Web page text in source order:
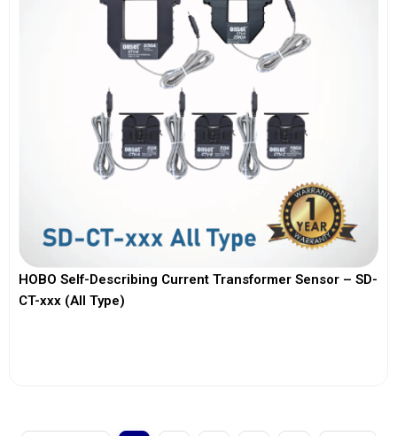
HOBO Self-Describing Current Transformer Sensor – SD-
CT-xxx (All Type)